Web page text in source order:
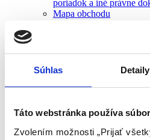
poriadok a iné právne
Mapa obchodu
Návody
Elektronické odstúpenie od
Súhlas Detaily
Táto webstránka používa
Zvolením možnosti „Prijať